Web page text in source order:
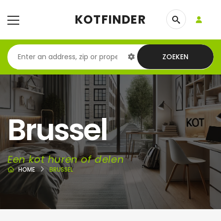
KOTFINDER
ZOEKEN
Brussel
Een kot huren of delen
HOME BRUSSEL